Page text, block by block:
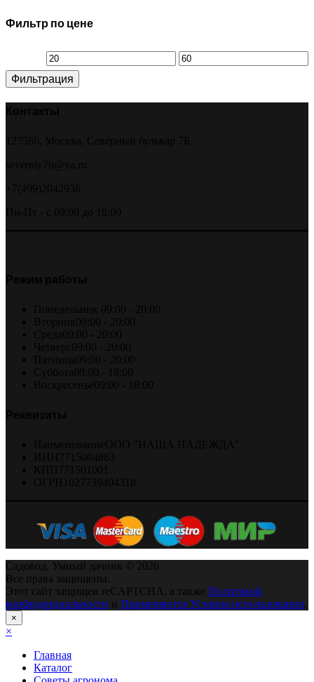
Фильтр по цене
Минимальная
цена
Максимальная
Фильтрация
Садовод. Умный дачник © 2026
Все права защищены.
Этот сайт защищен reCAPTCHA, а также Политикой
конфиденциальности и Применяются Условия использования
×
×
Главная
Каталог